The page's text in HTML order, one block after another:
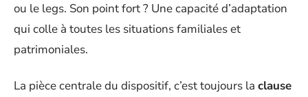
ou le legs. Son point fort ? Une capacité d’adaptation
qui colle à toutes les situations familiales et
patrimoniales.
La pièce centrale du dispositif, c’est toujours la clause